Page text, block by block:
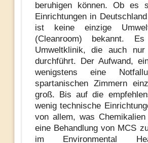
beruhigen können. Ob es
Einrichtungen in
ist keine einzige
(Cleanroom) bekannt.
Umweltklinik, die auch
durchführt. Der Aufwand,
wenigstens eine
spartanischen Zimmern
groß. Bis auf die
wenig technische
von allem, was
eine Behandlung von MCS
im Environmental